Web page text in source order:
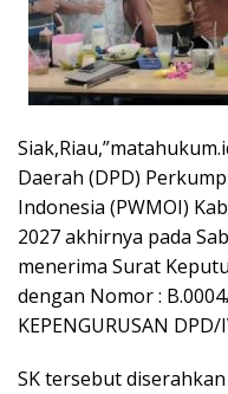
Daerah (DPD)
Indonesia (PWMOI)
2027 akhirnya pada
menerima Surat
dengan Nomor :
KEPENGURUSAN DPD/
SK tersebut